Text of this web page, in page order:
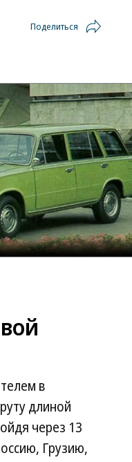
Поделиться
в
длиной
через 13
Грузию,